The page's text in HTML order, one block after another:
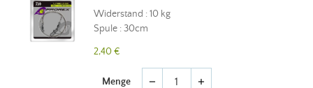
Widerstand : 10 kg
Spule : 30cm
2,40 €
Menge remove add